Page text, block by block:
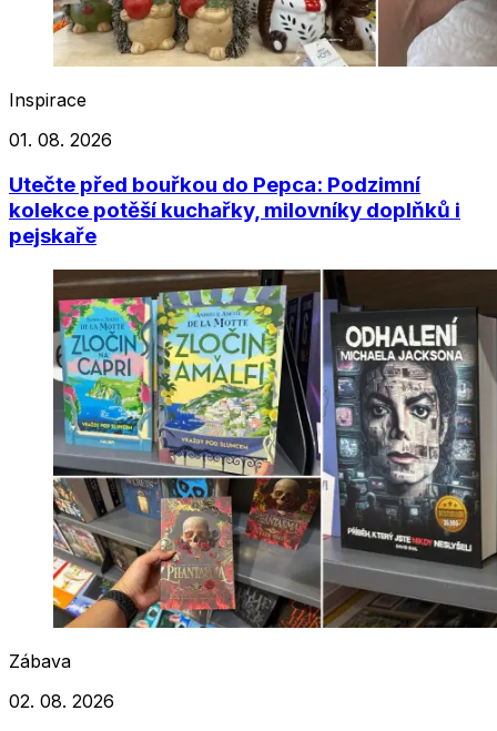
Inspirace
01. 08. 2026
Utečte před bouřkou do Pepca: Podzimní
kolekce potěší kuchařky, milovníky doplňků i
pejskaře
Zábava
02. 08. 2026